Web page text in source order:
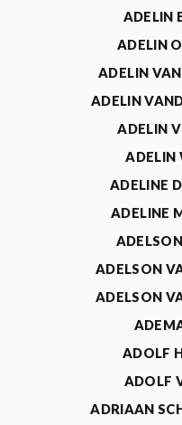
ADELIN
ADELIN
ADELIN
ADELIN
ADELIN
ADELIN
ADELINE
ADELINE
ADELSON
ADELSON
ADOLF
ADOLF
ADRIAAN